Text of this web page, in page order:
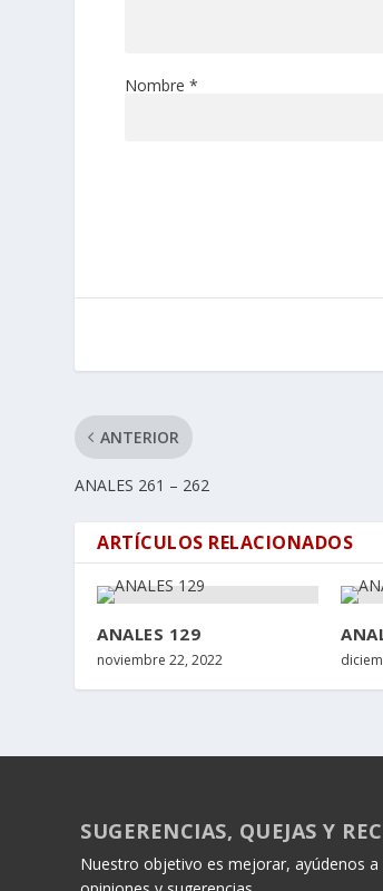
Nombre *
ANTERIOR
ANALES 261 – 262
ARTÍCULOS RELACIONADOS
ANALES 129
noviembre 22, 2022
SUGERENCIAS, QUEJAS Y
Nuestro objetivo es mejorar, ayúdenos